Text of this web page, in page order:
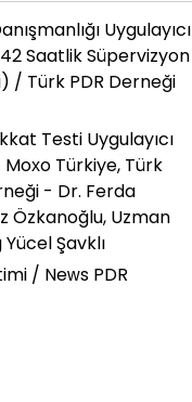
Uygulayıcı
Saatlik Süpervizyon
/ Türk PDR Derneği
Testi Uygulayıcı
Moxo Türkiye, Türk
- Dr. Ferda
Özkanoğlu, Uzman
Yücel Şavklı
/ News PDR